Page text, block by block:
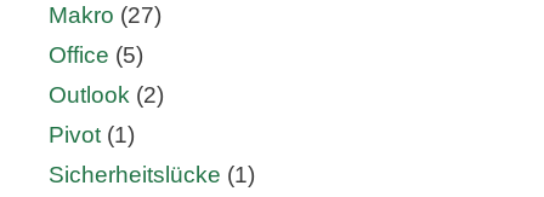
Makro (27)
Office (5)
Outlook (2)
Pivot (1)
Sicherheitslücke (1)